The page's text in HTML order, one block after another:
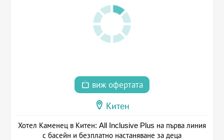
виж офертата
Китен
Хотел Каменец в Китен: All Inclusive Plus на първа линия
с басейн и безплатно настаняване за деца